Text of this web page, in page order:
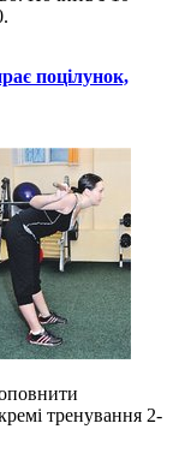
поцілунок,
тренування 2-